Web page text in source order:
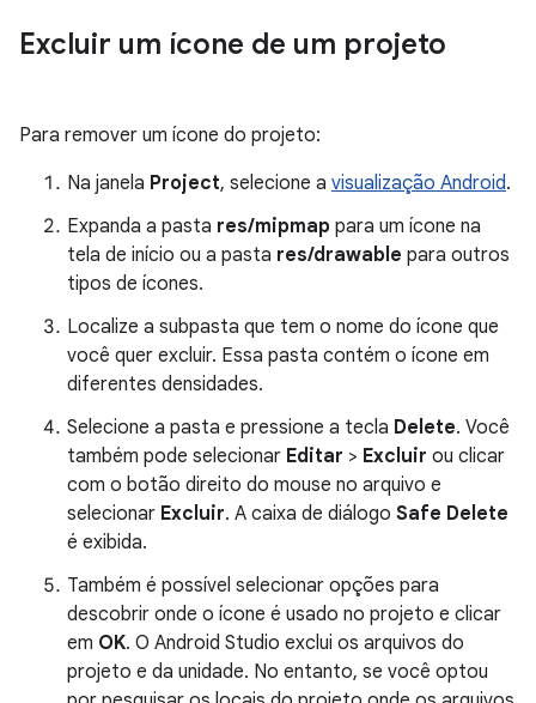
Excluir um ícone de um projeto
Para remover um ícone do projeto:
Na janela Project, selecione a visualização Android.
Expanda a pasta res/mipmap para um ícone na
tela de início ou a pasta res/drawable para outros
tipos de ícones.
Localize a subpasta que tem o nome do ícone que
você quer excluir. Essa pasta contém o ícone em
diferentes densidades.
Selecione a pasta e pressione a tecla Delete. Você
também pode selecionar Editar > Excluir ou clicar
com o botão direito do mouse no arquivo e
selecionar Excluir. A caixa de diálogo Safe Delete
é exibida.
Também é possível selecionar opções para
descobrir onde o ícone é usado no projeto e clicar
em OK. O Android Studio exclui os arquivos do
projeto e da unidade. No entanto, se você optou